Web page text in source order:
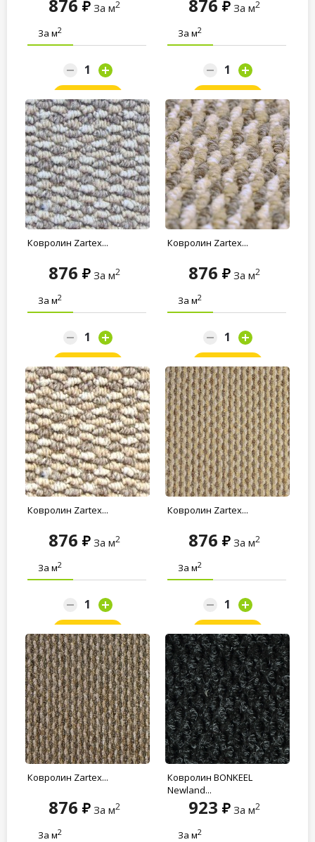
876 За м2
За м2
876 За м2
За м2
Ковролин Zartex...
876 За м2
За м2
Ковролин Zartex...
876 За м2
За м2
Ковролин Zartex...
876 За м2
За м2
Ковролин Zartex...
876 За м2
За м2
Ковролин Zartex...
876 За м2
За м2
Ковролин BONKEEL
Newland...
923 За м2
За м2